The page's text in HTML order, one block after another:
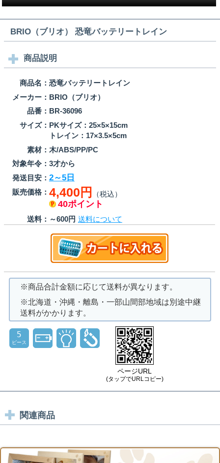
BRIO（ブリオ） 恐竜バッテリートレイン
商品説明
商品名： 恐竜バッテリートレイン
メーカー： BRIO（ブリオ）
品番： BR-36096
サイズ： PKサイズ：25×5×15cm
トレイン：17×3.5×5cm
素材： 木/ABS/PP/PC
対象年令： 3才から
発送目安： 2～5日
販売価格： 4,400円 （税込）
40ポイント
送料： ～600円 送料について
※商品合計金額に応じて送料が異なります。
※北海道・沖縄・離島・一部山間部地域は別途中継
送料がかかります。
5
ピース
ページURL
(タップでURLコピー)
関連商品